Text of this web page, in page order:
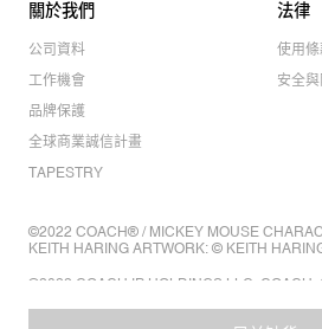
關於我們
公司資料
工作機會
品牌保護
全球商業誠信計畫
TAPESTRY
法律
使用條
安全
©2022 COACH® / MICKEY MOUSE
KEITH HARING ARTWORK: © KEITH
©2022 COACH IP HOLDINGS LLC. COACH,